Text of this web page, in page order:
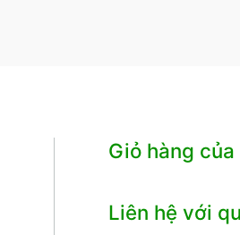
Giỏ hàng của
Liên hệ với